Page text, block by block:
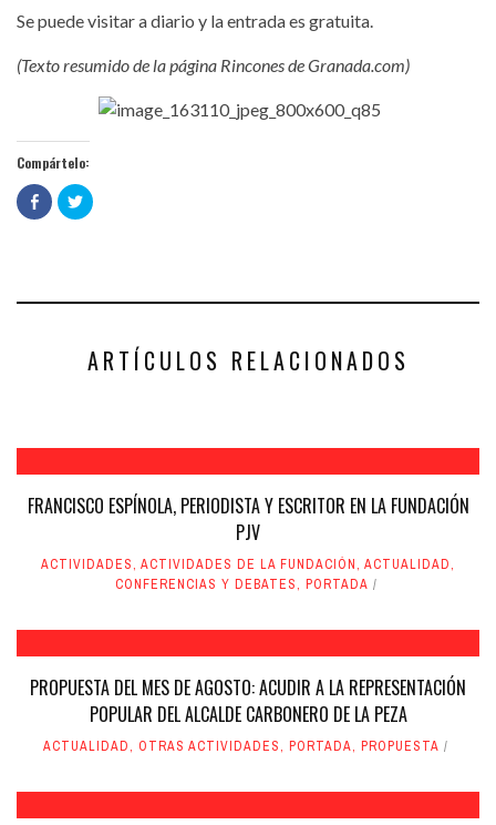
Se puede visitar a diario y la entrada es gratuita.
(Texto resumido de la página Rincones de Granada.com)
Compártelo:
Haz
clic
en
Haz
clic
en
ARTÍCULOS RELACIONADOS
FRANCISCO ESPÍNOLA, PERIODISTA Y ESCRITOR EN LA FUNDACIÓN
PJV
ACTIVIDADES, ACTIVIDADES DE LA FUNDACIÓN, ACTUALIDAD,
CONFERENCIAS Y DEBATES, PORTADA
PROPUESTA DEL MES DE AGOSTO: ACUDIR A LA REPRESENTACIÓN
POPULAR DEL ALCALDE CARBONERO DE LA PEZA
ACTUALIDAD, OTRAS ACTIVIDADES, PORTADA, PROPUESTA